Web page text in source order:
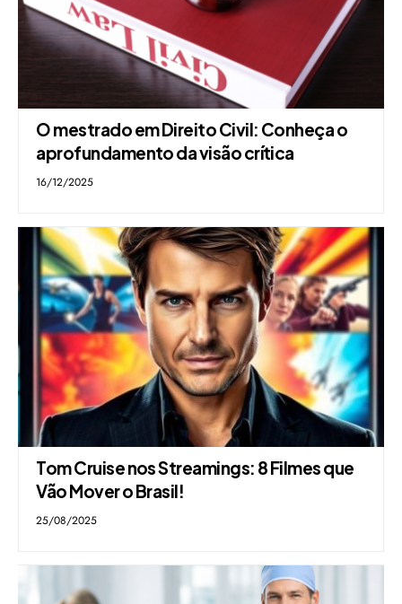
O mestrado em Direito Civil: Conheça o
aprofundamento da visão crítica
16/12/2025
Tom Cruise nos Streamings: 8 Filmes que
Vão Mover o Brasil!
25/08/2025